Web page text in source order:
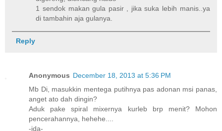
1 sendok makan gula pasir , jika suka lebih manis..ya
di tambahin aja gulanya.
Reply
Anonymous December 18, 2013 at 5:36 PM
Mb Di, masukkin mentega putihnya pas adonan msi panas,
anget ato dah dingin?
Aduk pake spiral mixernya kurleb brp menit? Mohon
pencerahannya, hehehe....
-ida-